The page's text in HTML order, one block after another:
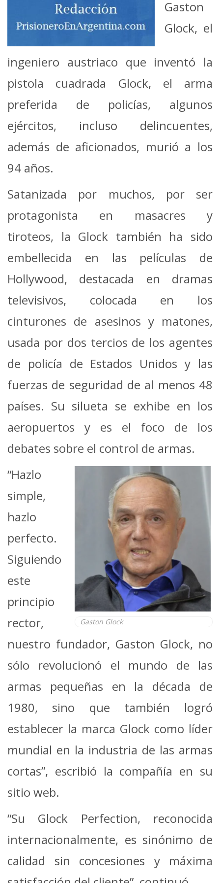
Gaston
Glock, el
ingeniero austriaco que inventó la
pistola cuadrada Glock, el arma
preferida de policías, algunos
ejércitos, incluso delincuentes,
además de aficionados, murió a los
94 años.
Satanizada por muchos, por ser
protagonista en masacres y
tiroteos, la Glock también ha sido
embellecida en las películas de
Hollywood, destacada en dramas
televisivos, colocada en los
cinturones de asesinos y matones,
usada por dos tercios de los agentes
de policía de Estados Unidos y las
fuerzas de seguridad de al menos 48
países. Su silueta se exhibe en los
aeropuertos y es el foco de los
debates sobre el control de armas.
Gaston Glock
“Hazlo
simple,
hazlo
perfecto.
Siguiendo
este
principio
rector,
nuestro fundador, Gaston Glock, no
sólo revolucionó el mundo de las
armas pequeñas en la década de
1980, sino que también logró
establecer la marca Glock como líder
mundial en la industria de las armas
cortas”, escribió la compañía en su
sitio web.
“Su Glock Perfection, reconocida
internacionalmente, es sinónimo de
calidad sin concesiones y máxima